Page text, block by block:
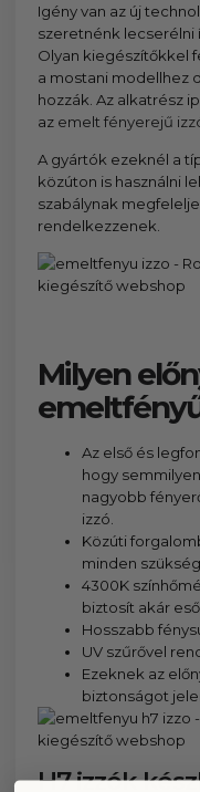
Igény van az új
szeretnénk lecserélni
Olyan kiegészítőkkel
a mostani modellhez
hozzák. Az alkatrész
az emelt fényerejű
A gyártók ezeknél a
közúton is használni
szabálynak
rendelkezzenek.
Milyen
Az első és
hogy
nagyobb
izzó.
Közúti
minden
4300K
biztosít akár
Hosszabb
UV szűrővel
Ezeknek az
biztonságot
H7 izzók